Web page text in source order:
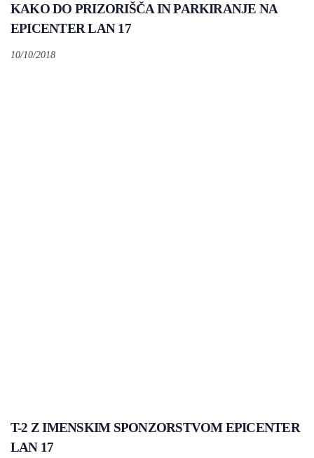
KAKO DO PRIZORIŠČA IN PARKIRANJE NA
EPICENTER LAN 17
10/10/2018
T-2 Z IMENSKIM SPONZORSTVOM EPICENTER
LAN 17